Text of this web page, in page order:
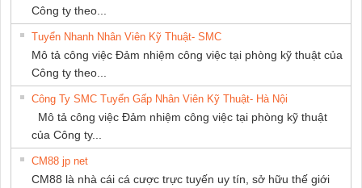
Công ty theo...
Tuyển Nhanh Nhân Viên Kỹ Thuật- SMC
Mô tả công việc Đảm nhiệm công việc tại phòng kỹ thuật của
Công ty theo...
Công Ty SMC Tuyển Gấp Nhân Viên Kỹ Thuật- Hà Nội
Mô tả công việc Đảm nhiệm công việc tại phòng kỹ thuật
của Công ty...
CM88 jp net
CM88 là nhà cái cá cược trực tuyến uy tín, sở hữu thế giới